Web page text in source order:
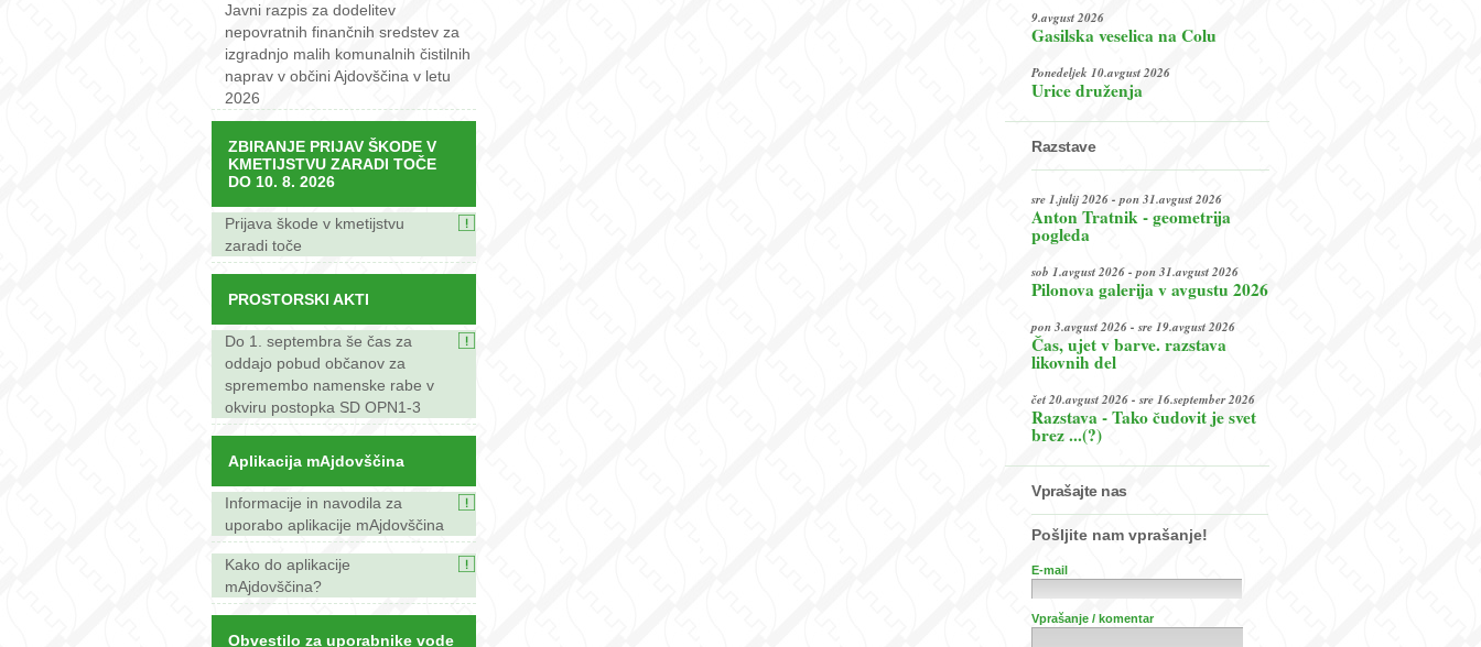
Javni razpis za dodelitev
nepovratnih finančnih sredstev za
izgradnjo malih komunalnih čistilnih
naprav v občini Ajdovščina v letu
2026
ZBIRANJE PRIJAV ŠKODE V
KMETIJSTVU ZARADI TOČE
DO 10. 8. 2026
Prijava škode v kmetijstvu
zaradi toče
PROSTORSKI AKTI
Do 1. septembra še čas za
oddajo pobud občanov za
spremembo namenske rabe v
okviru postopka SD OPN1-3
Aplikacija mAjdovščina
Informacije in navodila za
uporabo aplikacije mAjdovščina
Kako do aplikacije
mAjdovščina?
Obvestilo za uporabnike vode
9.avgust 2026
Gasilska veselica na Colu
Ponedeljek 10.avgust 2026
Urice druženja
Razstave
sre 1.julij 2026 - pon 31.avgust 2026
Anton Tratnik - geometrija
pogleda
sob 1.avgust 2026 - pon 31.avgust 2026
Pilonova galerija v avgustu 2026
pon 3.avgust 2026 - sre 19.avgust 2026
Čas, ujet v barve. razstava
likovnih del
čet 20.avgust 2026 - sre 16.september 2026
Razstava - Tako čudovit je svet
brez ...(?)
Vprašajte nas
Pošljite nam vprašanje!
E-mail
Vprašanje / komentar